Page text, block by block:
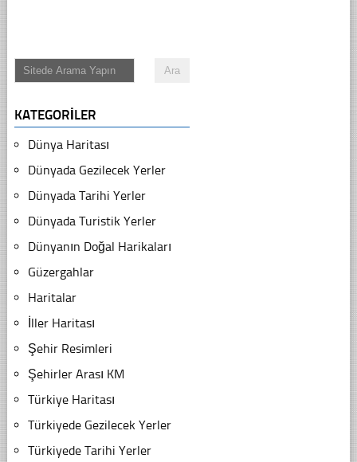
KATEGORILER
Dünya Haritası
Dünyada Gezilecek Yerler
Dünyada Tarihi Yerler
Dünyada Turistik Yerler
Dünyanın Doğal Harikaları
Güzergahlar
Haritalar
İller Haritası
Şehir Resimleri
Şehirler Arası KM
Türkiye Haritası
Türkiyede Gezilecek Yerler
Türkiyede Tarihi Yerler